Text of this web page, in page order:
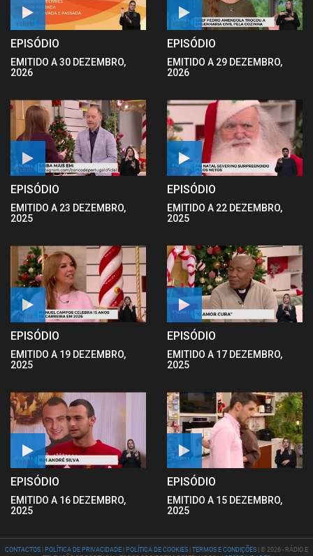
EPISÓDIO
EMITIDO A 30 DEZEMBRO,
2026
EPISÓDIO
EMITIDO A 29 DEZEMBRO,
2026
EPISÓDIO
EMITIDO A 23 DEZEMBRO,
2025
EPISÓDIO
EMITIDO A 22 DEZEMBRO,
2025
EPISÓDIO
EMITIDO A 19 DEZEMBRO,
2025
EPISÓDIO
EMITIDO A 17 DEZEMBRO,
2025
EPISÓDIO
EMITIDO A 16 DEZEMBRO,
2025
EPISÓDIO
EMITIDO A 15 DEZEMBRO,
2025
CONTACTOS POLÍTICA DE PRIVACIDADE POLÍTICA DE COOKIES TERMOS E CONDIÇÕES | © 2026 - RÁDIO E